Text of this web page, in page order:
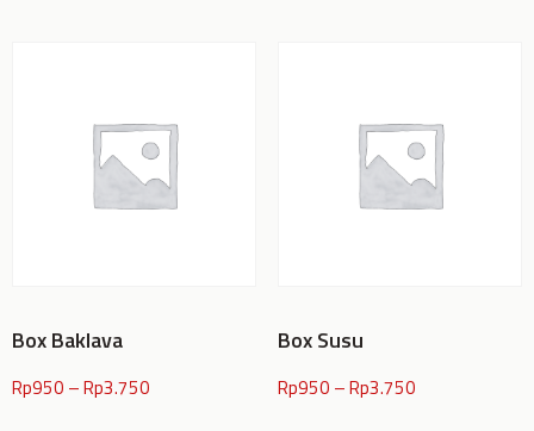
Box Baklava
Rp950 –Rp3.750
Box Susu
Rp950 –Rp3.750